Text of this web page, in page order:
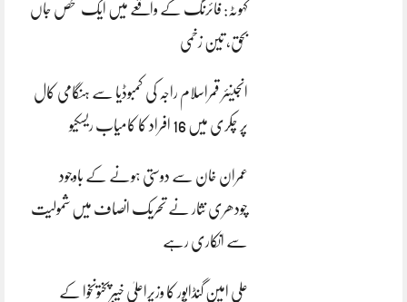
کہوٹہ: فائرنگ کے واقعے میں ایک شخص جاں
بحق، تین زخمی
انجینئر قمراسلام راجہ کی کمبوڈیا سے ہنگامی کال
پر چکری میں 16 افراد کا کامیاب ریسکیو
عمران خان سے دوستی ہونے کے باوجود
چودھری نثار نے تحریک انصاف میں شمولیت
سے انکاری رہے
علی امین گنڈاپور کا وزیراعلیٰ خیبرپختونخوا کے